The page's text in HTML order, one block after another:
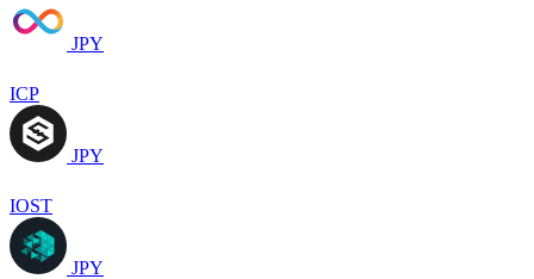
JPY
ICP
JPY
IOST
JPY